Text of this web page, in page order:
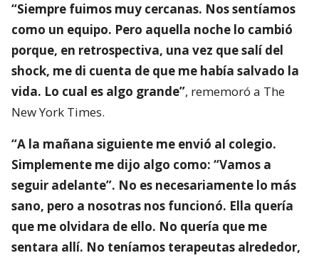
“Siempre fuimos muy cercanas. Nos sentíamos
como un equipo. Pero aquella noche lo cambió
porque, en retrospectiva, una vez que salí del
shock, me di cuenta de que me había salvado la
vida. Lo cual es algo grande”, rememoró a The
New York Times.
“A la mañana siguiente me envió al colegio.
Simplemente me dijo algo como: “Vamos a
seguir adelante”. No es necesariamente lo más
sano, pero a nosotras nos funcionó. Ella quería
que me olvidara de ello. No quería que me
sentara allí. No teníamos terapeutas alrededor,